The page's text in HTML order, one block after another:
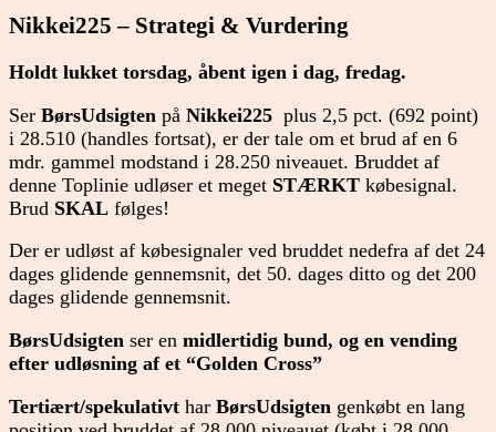
Nikkei225 – Strategi & Vurdering
Holdt lukket torsdag, åbent igen i dag, fredag.
Ser BørsUdsigten på Nikkei225 plus 2,5 pct. (692 point)
i 28.510 (handles fortsat), er der tale om et brud af en 6
mdr. gammel modstand i 28.250 niveauet. Bruddet af
denne Toplinie udløser et meget STÆRKT købesignal.
Brud SKAL følges!
Der er udløst af købesignaler ved bruddet nedefra af det 24
dages glidende gennemsnit, det 50. dages ditto og det 200
dages glidende gennemsnit.
BørsUdsigten ser en midlertidig bund, og en vending
efter udløsning af et “Golden Cross”
Tertiært/spekulativt har BørsUdsigten genkøbt en lang